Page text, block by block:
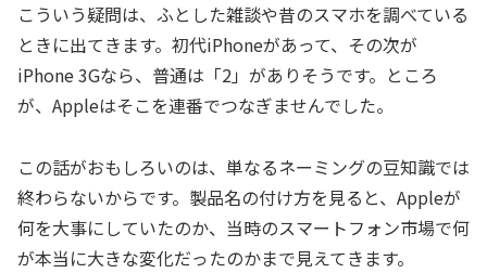
こういう疑問は、ふとした雑談や昔のスマホを調べている
ときに出てきます。初代iPhoneがあって、その次が
iPhone 3Gなら、普通は「2」がありそうです。ところ
が、Appleはそこを連番でつなぎませんでした。
この話がおもしろいのは、単なるネーミングの豆知識では
終わらないからです。製品名の付け方を見ると、Appleが
何を大事にしていたのか、当時のスマートフォン市場で何
が本当に大きな変化だったのかまで見えてきます。